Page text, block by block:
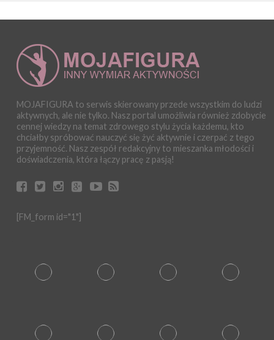
MOJAFIGURA to serwis skierowany przede wszystkim do ludzi
aktywnych, ale nie tylko. Nasz portal umożliwia również zdobycie
cennej wiedzy na temat zdrowego stylu życia każdemu, kto
chciałby spróbować nauczyć się żyć aktywnie i czerpać z tego
przyjemność. Nasz zespół redakcyjny to mieszanka młodości i
doświadczenia, która łączy pracę z pasją!
[FM_form id="1"]